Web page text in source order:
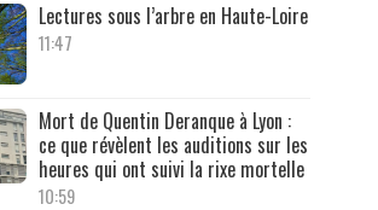
Lectures sous l’arbre en Haute-Loire
11:47
Mort de Quentin Deranque à Lyon :
ce que révèlent les auditions sur les
heures qui ont suivi la rixe mortelle
10:59